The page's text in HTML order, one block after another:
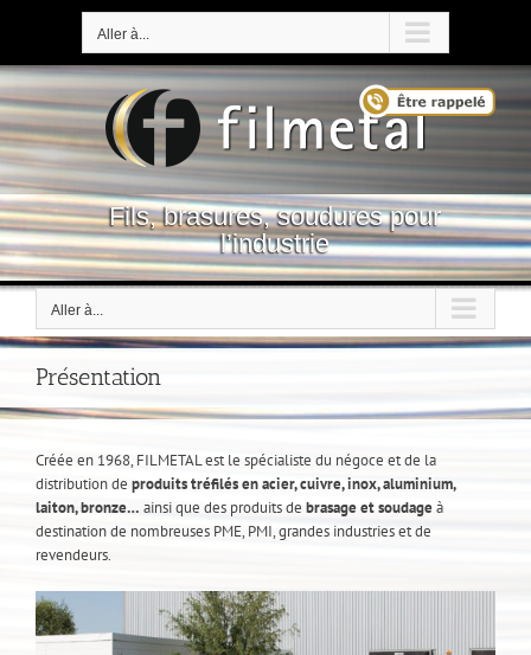
Aller à...
Fils, brasures, soudures pour
l’industrie
Aller à...
Présentation
Créée en 1968, FILMETAL est le spécialiste du négoce et de la
distribution de produits tréfilés en acier, cuivre, inox, aluminium,
laiton, bronze… ainsi que des produits de brasage et soudageà
destination de nombreuses PME, PMI, grandes industries et de
revendeurs.